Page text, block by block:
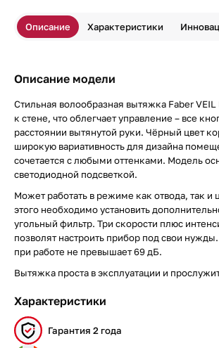
Описание Характеристики
Описание модели
Стильная волообразная вытяжка Faber VEIL
к стене, что облегчает управление – все
расстоянии вытянутой руки. Чёрный цвет
широкую вариативность для дизайна
сочетается с любыми оттенками. Модель
светодиодной подсветкой.
Может работать в режиме как отвода, так и
этого необходимо установить
угольный фильтр. Три скорости плюс
позволят настроить прибор под свои
при работе не превышает 69 дБ.
Вытяжка проста в эксплуатации и
Характеристики
Гарантия 2 года